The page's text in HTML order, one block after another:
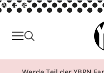
ANZEIGE
Parfum
Make-up